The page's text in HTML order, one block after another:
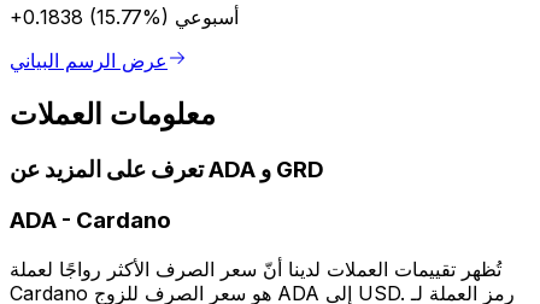
+0.1838 (15.77%) أسبوعي
عرض الرسم البياني
معلومات العملات
تعرف على المزيد عن ADA و GRD
ADA - Cardano
تُظهر تقييمات العملات لدينا أنّ سعر الصرف الأكثر رواجًا لعملة
Cardano هو سعر الصرف للزوج ADA إلى USD. رمز العملة لـ